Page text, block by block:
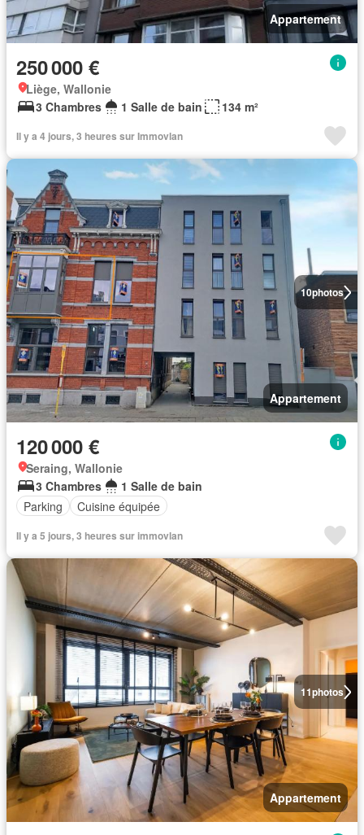
Appartement
250 000 €
Liège, Wallonie
3 Chambres
1 Salle de bain 134 m²
Il y a 4 jours, 3 heures sur Immovlan
10photos
Appartement
120 000 €
Seraing, Wallonie
3 Chambres
1 Salle de bain
Parking
Cuisine équipée
Il y a 5 jours, 3 heures sur immovlan
11photos
Appartement